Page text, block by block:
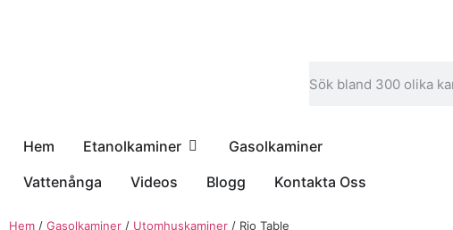
Hem Etanolkaminer
Gasolkaminer
Vattenånga
Videos Blogg Kontakta Oss
Hem / Gasolkaminer / Utomhuskaminer / Rio Table